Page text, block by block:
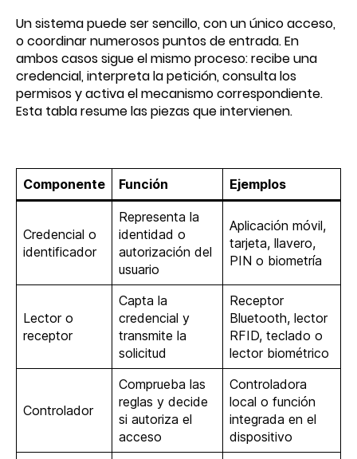
Un sistema puede ser sencillo, con un único acceso,
o coordinar numerosos puntos de entrada. En
ambos casos sigue el mismo proceso: recibe una
credencial, interpreta la petición, consulta los
permisos y activa el mecanismo correspondiente.
Esta tabla resume las piezas que intervienen.
Componente Función Ejemplos
Credencial o
identificador
Representa la
identidad o
autorización del
usuario
Aplicación móvil,
tarjeta, llavero,
PIN o biometría
Lector o
receptor
Capta la
credencial y
transmite la
solicitud
Receptor
Bluetooth, lector
RFID, teclado o
lector biométrico
Controlador
Comprueba las
reglas y decide
si autoriza el
acceso
Controladora
local o función
integrada en el
dispositivo